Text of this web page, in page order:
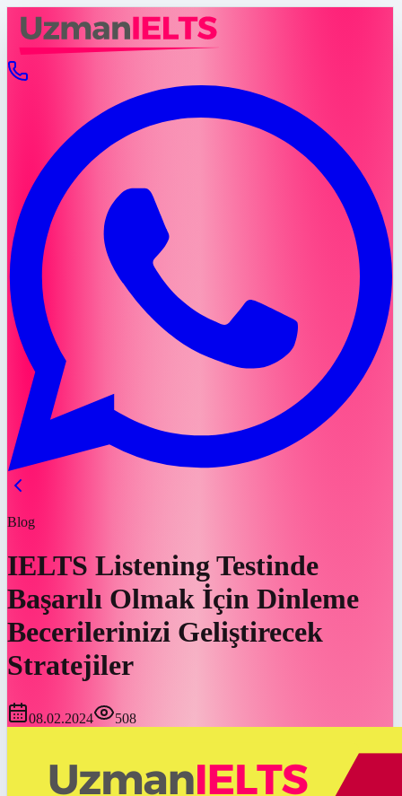
Blog
IELTS Listening Testinde
Başarılı Olmak İçin Dinleme
Becerilerinizi Geliştirecek
Stratejiler
08.02.2024 508